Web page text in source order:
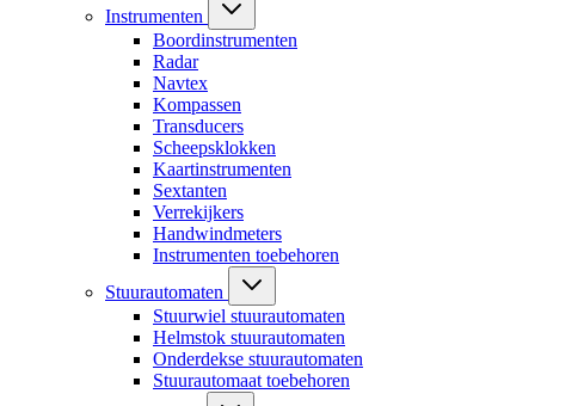
Instrumenten
Boordinstrumenten
Radar
Navtex
Kompassen
Transducers
Scheepsklokken
Kaartinstrumenten
Sextanten
Verrekijkers
Handwindmeters
Instrumenten toebehoren
Stuurautomaten
Stuurwiel stuurautomaten
Helmstok stuurautomaten
Onderdekse stuurautomaten
Stuurautomaat toebehoren